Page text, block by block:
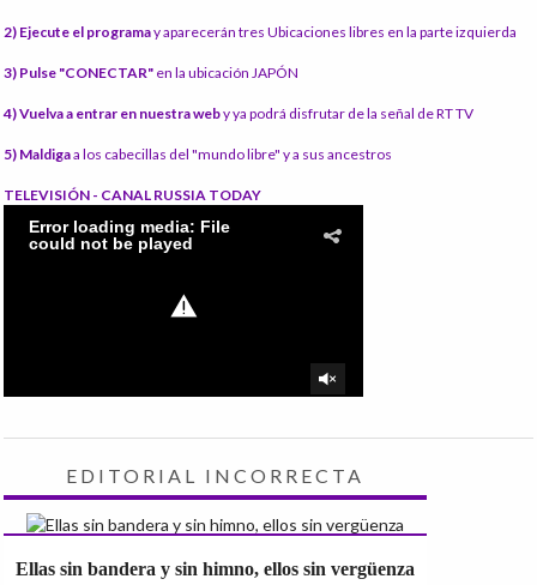
2) Ejecute el programay aparecerán tres Ubicaciones libres en la parte izquierda
3) Pulse "CONECTAR" en la ubicación JAPÓN
4) Vuelva a entrar en nuestra weby ya podrá disfrutar de la señal de RT TV
5) Maldigaa los cabecillas del "mundo libre" y a sus ancestros
TELEVISIÓN - CANAL RUSSIA TODAY
EDITORIAL INCORRECTA
Ellas sin bandera y sin himno, ellos sin vergüenza